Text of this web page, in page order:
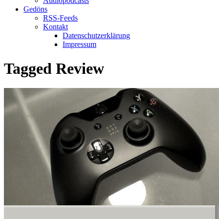
Gedöns
RSS-Feeds
Kontakt
Datenschutzerklärung
Impressum
Tagged Review